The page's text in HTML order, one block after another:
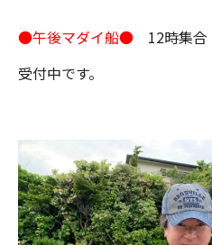
●午後マダイ船● 12時集合
受付中です。